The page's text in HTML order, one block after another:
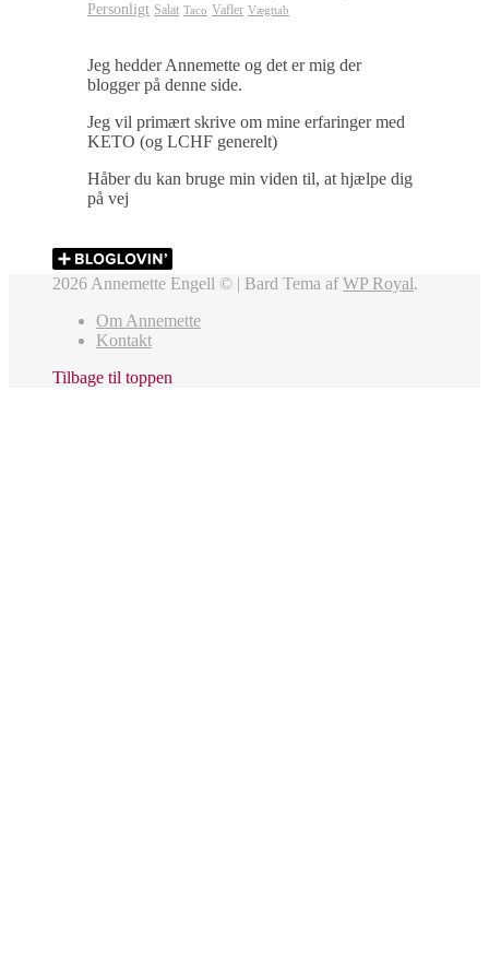
Personligt Salat Taco Vafler Vægttab
Jeg hedder Annemette og det er mig der
blogger på denne side.
Jeg vil primært skrive om mine erfaringer med
KETO (og LCHF generelt)
Håber du kan bruge min viden til, at hjælpe dig
på vej
2026 Annemette Engell © | Bard Tema afWP Royal.
Om Annemette
Kontakt
Tilbage til toppen